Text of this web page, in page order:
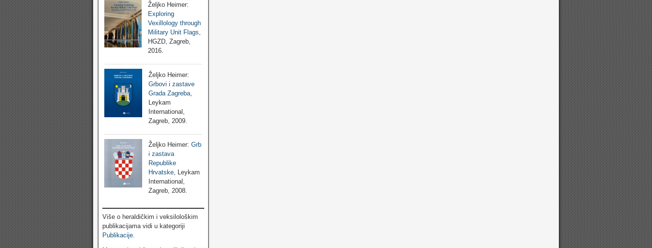
Željko Heimer:
Exploring
Vexillology through
Military Unit Flags,
HGZD, Zagreb,
2016.
Željko Heimer:
Grbovi i zastave
Grada Zagreba
Leykam
International,
Zagreb, 2009.
Željko Heimer:Grb
i zastava
Republike
Hrvatske, Leykam
International,
Zagreb, 2008.
Više o heraldičkim i veksilološkim
publikacijama vidi u kategoriji
Publikacije